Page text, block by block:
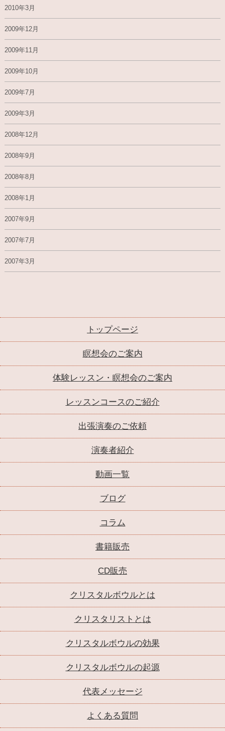
2010年3月
2009年12月
2009年11月
2009年10月
2009年7月
2009年3月
2008年12月
2008年9月
2008年8月
2008年1月
2007年9月
2007年7月
2007年3月
トップページ
瞑想会のご案内
体験レッスン・瞑想会のご案内
レッスンコースのご紹介
出張演奏のご依頼
演奏者紹介
動画一覧
ブログ
コラム
書籍販売
CD販売
クリスタルボウルとは
クリスタリストとは
クリスタルボウルの効果
クリスタルボウルの起源
代表メッセージ
よくある質問